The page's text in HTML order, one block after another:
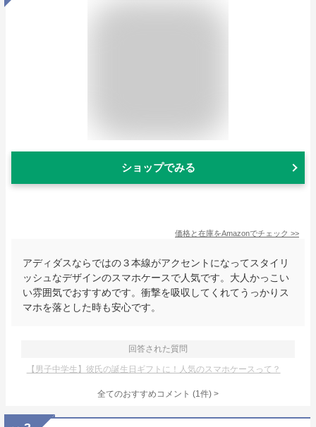
ショップでみる
価格と在庫をAmazonでチェック >>
アディダスならではの３本線がアクセントになってスタイリ
ッシュなデザインのスマホケースで人気です。大人かっこい
い雰囲気でおすすめです。衝撃を吸収してくれてうっかりス
マホを落とした時も安心です。
回答された質問
【男子中学生】彼氏の誕生日ギフトに！人気のスマホケースって？
全てのおすすめコメント (1件) >